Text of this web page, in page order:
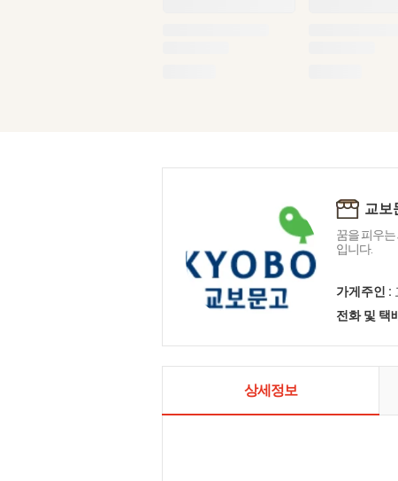
교보
꿈을 피우는
입니다.
가게주인 :
전화 및 택
상세정보